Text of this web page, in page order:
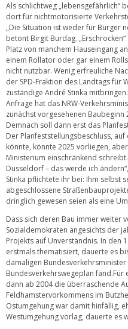
Als schlichtweg „lebensgefährlich“
dort für nichtmotorisierte
„Die Situation ist weder für Bürger
betont Birgit Burdag.
Platz von manchem Hauseingang
einem Rollator oder gar einem
nicht nutzbar. Wenig erfreuliche
der SPD-Fraktion des Landtags für
zuständige André Stinka
Anfrage hat das NRW-
zunächst vorgesehenen Baubeginn
Demnach soll dann erst das
Der Planfeststellungsbeschluss,
könnte, könnte 2025 vorliegen,
Ministerium einschränkend
Düsseldorf – das werde ich
Stinka pflichtete ihr bei: Ihm selbst
abgeschlossene
dringlich gewesen seien als eine
Dass sich deren Bau immer weiter
Sozialdemokraten angesichts der
Projekts auf Unverständnis. In den
erstmals thematisiert, dauerte es
damaligen Bundesverkehrsminister
Bundesverkehrswegeplan
dann ab 2004 die überraschende
Feldhamstervorkommens im
Ostumgehung war damit hinfällig,
Westumgehung vorlag, dauerte es